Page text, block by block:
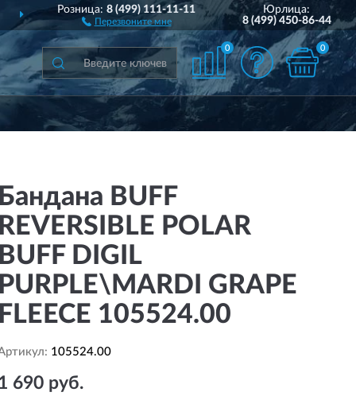
ДОСТАВИМПО ВСЕЙ РОССИИ
Розница:8 (499) 111-11-11
Перезвоните мне
Юрлица:
8 (499) 450-86-44
0 0
BUFF
POLAR
DIGIL
GRAPE
105524.00
105524.00
690 руб.